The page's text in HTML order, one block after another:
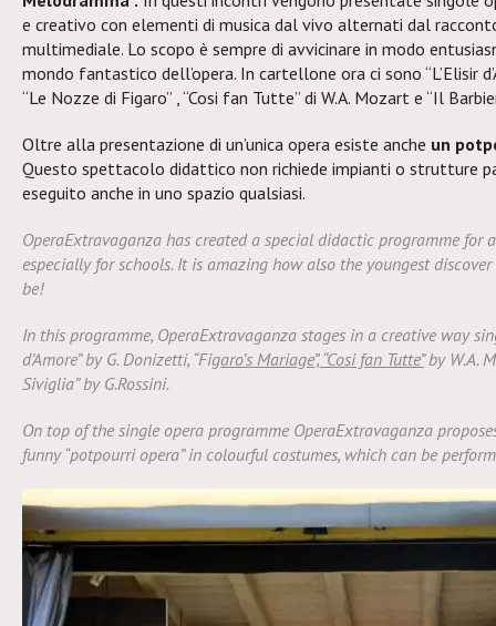
e creativo con elementi di musica dal vivo alternati dal
multimediale. Lo scopo è sempre di avvicinare in modo
mondo fantastico dell’opera. In cartellone ora ci sono “L’Elisir
“Le Nozze di Figaro” , “Cosi fan Tutte” di W.A. Mozart e “Il
Oltre alla presentazione di un’unica opera esiste anche un
Questo spettacolo didattico non richiede impianti o strutture
eseguito anche in uno spazio qualsiasi.
OperaExtravaganza has created a special didactic programme for
especially for schools. It is amazing how also the youngest
be!
In this programme, OperaExtravaganza stages in a creative way
d’Amore” by G. Donizetti, “Figaro’s Mariage”, “Cosi fan Tutte”by W.A.
Siviglia” by G.Rossini.
On top of the single opera programme OperaExtravaganza
funny “potpourri opera” in colourful costumes, which can be